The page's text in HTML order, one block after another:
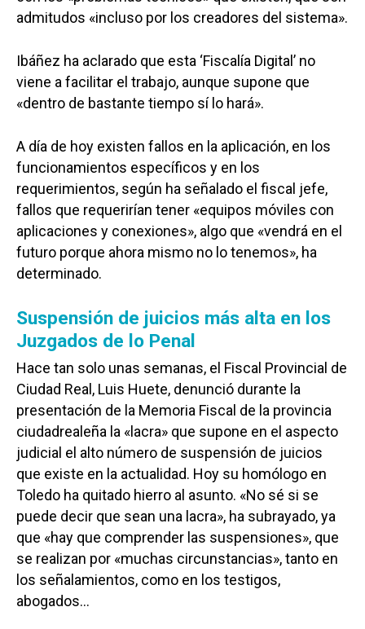
admitudos «incluso por los creadores del sistema».
Ibáñez ha aclarado que esta ‘Fiscalía Digital’ no
viene a facilitar el trabajo, aunque supone que
«dentro de bastante tiempo sí lo hará».
A día de hoy existen fallos en la aplicación, en los
funcionamientos específicos y en los
requerimientos, según ha señalado el fiscal jefe,
fallos que requerirían tener «equipos móviles con
aplicaciones y conexiones», algo que «vendrá en el
futuro porque ahora mismo no lo tenemos», ha
determinado.
Suspensión de juicios más alta en los
Juzgados de lo Penal
Hace tan solo unas semanas, el Fiscal Provincial de
Ciudad Real, Luis Huete, denunció durante la
presentación de la Memoria Fiscal de la provincia
ciudadrealeña la «lacra» que supone en el aspecto
judicial el alto número de suspensión de juicios
que existe en la actualidad. Hoy su homólogo en
Toledo ha quitado hierro al asunto. «No sé si se
puede decir que sean una lacra», ha subrayado, ya
que «hay que comprender las suspensiones», que
se realizan por «muchas circunstancias», tanto en
los señalamientos, como en los testigos,
abogados…
Guadalajara
Cultura
Sucesos
Medio Ambiente
Planeta Rural
Especiales
Política
Galerías